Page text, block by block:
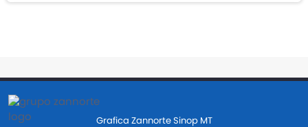
Grafica Zannorte Sinop MT